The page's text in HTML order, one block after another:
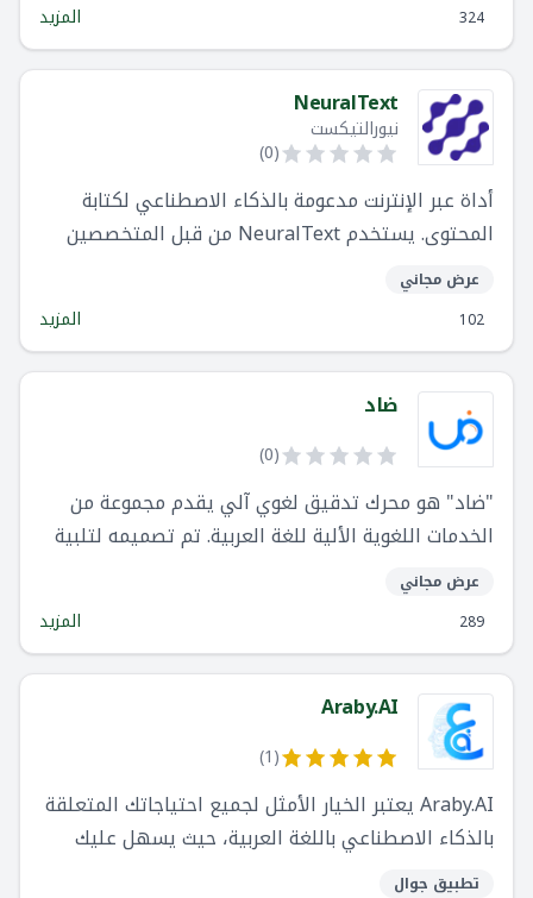
324
المزيد
NeuralText
نيورالتيكست
(
0
)
أداة عبر الإنترنت مدعومة بالذكاء الاصطناعي لكتابة
المحتوى. يستخدم NeuralText من قبل المتخصصين
في تحسين محركات البحث ، والمسوقين الرقميين ،
والمعلنين ، ووكالات كتابة النصوص ، بالإضافة إلى
أصحاب الأعمال الحرة وأصحاب المشاريع الصغيرة.
عرض مجاني
102
المزيد
ضاد
(
0
)
"ضاد" هو محرك تدقيق لغوي آلي يقدم مجموعة من
الخدمات اللغوية الألية للغة العربية. تم تصميمه لتلبية
الحاجة المتزايدة لأدوات معالجة اللغة العربية الذكية
والفعالة.
عرض مجاني
289
المزيد
Araby.AI
(
1
)
Araby.AI يعتبر الخيار الأمثل لجميع احتياجاتك المتعلقة
بالذكاء الاصطناعي باللغة العربية، حيث يسهل عليك
إجراءات العمل ويجعلها أكثر كفاءة.
تطبيق جوال